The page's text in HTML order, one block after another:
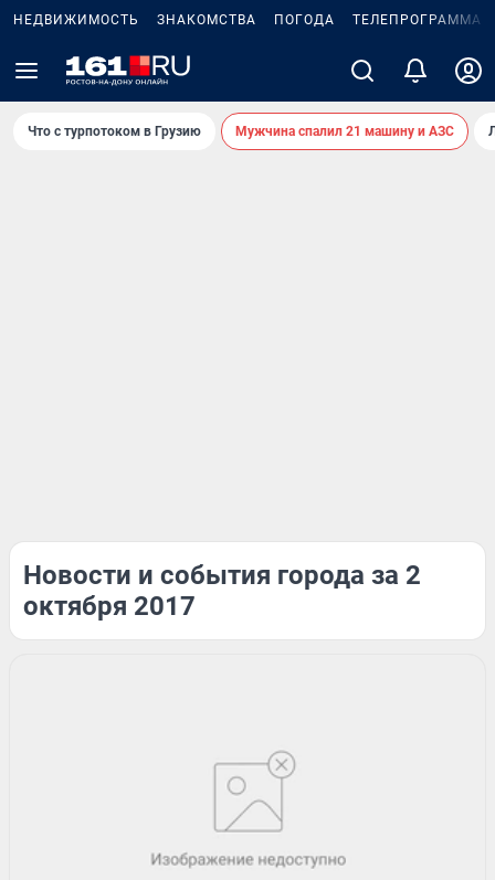
НЕДВИЖИМОСТЬ ЗНАКОМСТВА ПОГОДА ТЕЛЕПРОГРАММА
Что с турпотоком в Грузию Мужчина спалил 21 машину и АЗС
Новости и события города за 2
октября 2017